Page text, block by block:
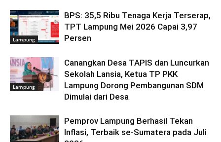
Lampung
BPS: 35,5 Ribu Tenaga Kerja Terserap,
TPT Lampung Mei 2026 Capai 3,97
Persen
Lampung
Canangkan Desa TAPIS dan Luncurkan
Sekolah Lansia, Ketua TP PKK
Lampung Dorong Pembangunan SDM
Dimulai dari Desa
Pemprov Lampung Berhasil Tekan
Inflasi, Terbaik se-Sumatera pada Juli